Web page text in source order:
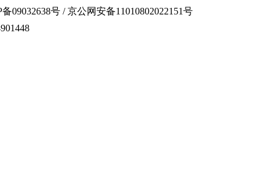
09032638号 / 京公网安备11010802022151号